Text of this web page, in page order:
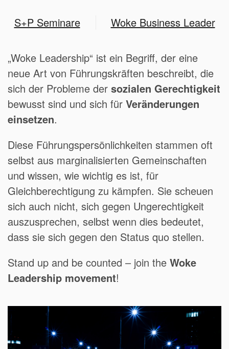
S+P Seminare Woke Business Leader
„Woke Leadership“ ist ein Begriff, der eine
neue Art von Führungskräften beschreibt, die
sich der Probleme der sozialen Gerechtigkeit
bewusst sind und sich für Veränderungen
einsetzen.
Diese Führungspersönlichkeiten stammen oft
selbst aus marginalisierten Gemeinschaften
und wissen, wie wichtig es ist, für
Gleichberechtigung zu kämpfen. Sie scheuen
sich auch nicht, sich gegen Ungerechtigkeit
auszusprechen, selbst wenn dies bedeutet,
dass sie sich gegen den Status quo stellen.
Stand up and be counted – join the Woke
Leadership movement!